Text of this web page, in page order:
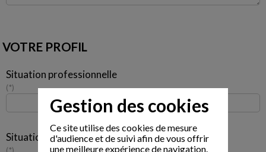
VOTRE PROFIL
Situation professionnelle
*
Situation familiale
Gestion des cookies
Ce site utilise des cookies de mesure
d'audience et de suivi afin de vous offrir
une meilleure expérience de navigation.